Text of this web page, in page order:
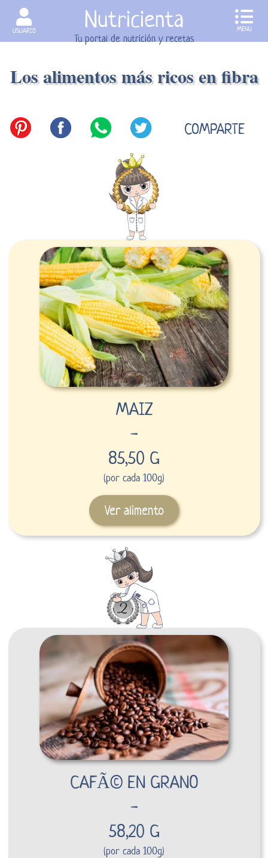
USUARIO Nutricienta
Tu portal de nutrición y recetas
MENU
Los alimentos más ricos en fibra
COMPARTE
MAIZ
-
85,50 G
(por cada 100g)
Ver alimento
CAFÃ© EN GRANO
-
58,20 G
(por cada 100g)